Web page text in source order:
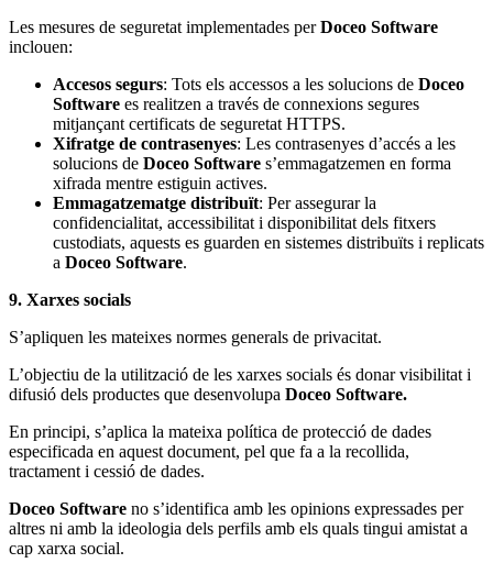
Les mesures de seguretat implementades perDoceo Software
inclouen:
Accesos segurs: Tots els accessos a les solucions de Doceo
Software es realitzen a través de connexions segures
mitjançant certificats de seguretat HTTPS.
Xifratge de contrasenyes: Les contrasenyes d’accés a les
solucions de Doceo Software s’emmagatzemen en forma
xifrada mentre estiguin actives.
Emmagatzematge distribuït: Per assegurar la
confidencialitat, accessibilitat i disponibilitat dels fitxers
custodiats, aquests es guarden en sistemes distribuïts i replicats
a Doceo Software.
9. Xarxes socials
S’apliquen les mateixes normes generals de privacitat.
L’objectiu de la utilització de les xarxes socials és donar visibilitat i
difusió dels productes que desenvolupa Doceo Software.
En principi, s’aplica la mateixa política de protecció de dades
especificada en aquest document, pel que fa a la recollida,
tractament i cessió de dades.
Doceo Software no s’identifica amb les opinions expressades per
altres ni amb la ideologia dels perfils amb els quals tingui amistat a
cap xarxa social.